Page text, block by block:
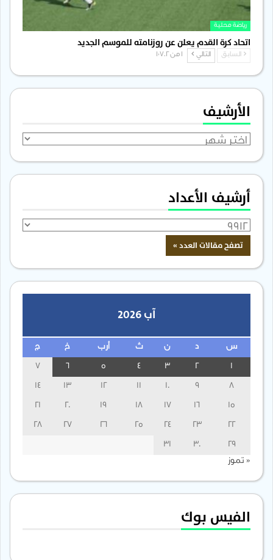
رياضة محلية
اتحاد كرة القدم يعلن عن روزنامته للموسم الجديد
السابق التالي
الأرشيف
الأرشيف
أرشيف الأعداد
آب 2026
س ن ث أرب خ ج
3
13
14
15
16
17
18
19
20
21
22
23
24
25
26
27
28
29
30
31
« تموز
الفيس بوك